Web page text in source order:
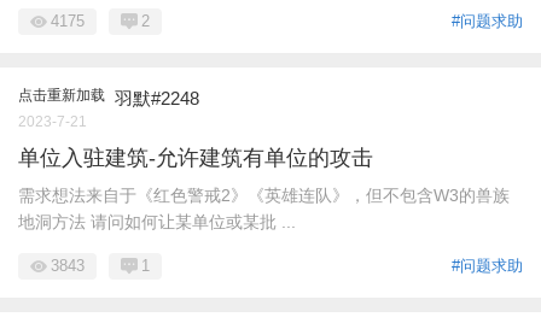
#问题求助
4175 2
点击重新加载 羽默#2248
2023-7-21
单位入驻建筑-允许建筑有单位的攻击
需求想法来自于《红色警戒2》《英雄连队》，但不包含W3的兽族
地洞方法 请问如何让某单位或某批 ...
#问题求助
3843 1